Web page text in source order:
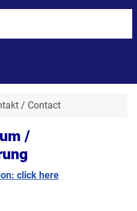
/ Contact
/
click here